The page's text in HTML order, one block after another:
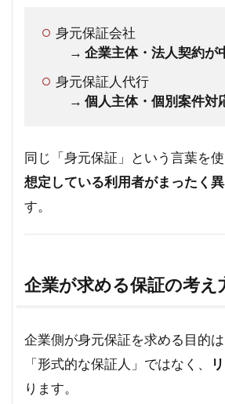
身元保証会社
→企業主体・法人契約が
身元保証人代行
→個人主体・個別案件対
同じ「身元保証」という言葉を使
想定している利用者がまったく
す。
企業が求める保証の考え
企業側が身元保証を求める目的は
「形式的な保証人」ではなく、
ります。